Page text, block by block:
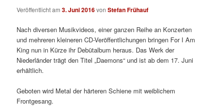
Veröffentlicht am3. Juni 2016vonStefan Frühauf
Nach diversen Musikvideos, einer ganzen Reihe an Konzerten
und mehreren kleineren CD-Veröffentlichungen bringen For I Am
King nun in Kürze ihr Debütalbum heraus. Das Werk der
Niederländer trägt den Titel „Daemons“ und ist ab dem 17. Juni
erhältlich.
Geboten wird Metal der härteren Schiene mit weiblichem
Frontgesang.